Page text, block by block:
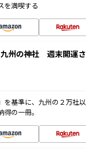
を満喫する
州の神社 週末開運
を基準に、九州の２万社
の一冊。